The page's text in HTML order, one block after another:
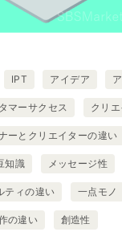
IPT アイデア
マーサクセス クリ
ーとクリエイターの違い
知識 メッセージ性
ティの違い 一点モノ
の違い 創造性